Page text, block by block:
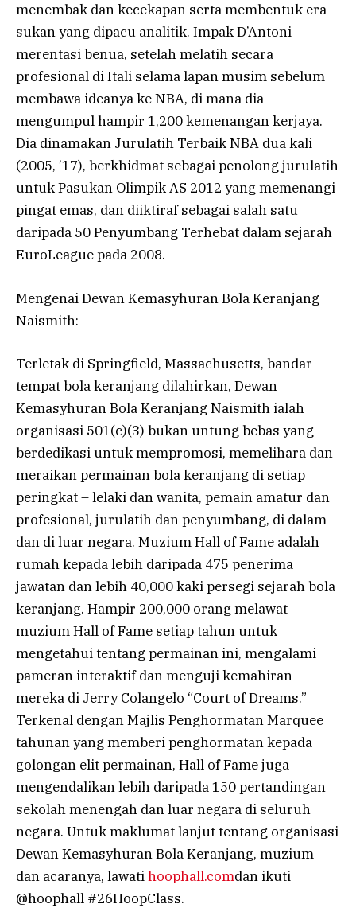
menembak dan kecekapan serta membentuk era
sukan yang dipacu analitik. Impak D’Antoni
merentasi benua, setelah melatih secara
profesional di Itali selama lapan musim sebelum
membawa ideanya ke NBA, di mana dia
mengumpul hampir 1,200 kemenangan kerjaya.
Dia dinamakan Jurulatih Terbaik NBA dua kali
(2005, ’17), berkhidmat sebagai penolong jurulatih
untuk Pasukan Olimpik AS 2012 yang memenangi
pingat emas, dan diiktiraf sebagai salah satu
daripada 50 Penyumbang Terhebat dalam sejarah
EuroLeague pada 2008.
Mengenai Dewan Kemasyhuran Bola Keranjang
Naismith:
Terletak di Springfield, Massachusetts, bandar
tempat bola keranjang dilahirkan, Dewan
Kemasyhuran Bola Keranjang Naismith ialah
organisasi 501(c)(3) bukan untung bebas yang
berdedikasi untuk mempromosi, memelihara dan
meraikan permainan bola keranjang di setiap
peringkat – lelaki dan wanita, pemain amatur dan
profesional, jurulatih dan penyumbang, di dalam
dan di luar negara. Muzium Hall of Fame adalah
rumah kepada lebih daripada 475 penerima
jawatan dan lebih 40,000 kaki persegi sejarah bola
keranjang. Hampir 200,000 orang melawat
muzium Hall of Fame setiap tahun untuk
mengetahui tentang permainan ini, mengalami
pameran interaktif dan menguji kemahiran
mereka di Jerry Colangelo “Court of Dreams.”
Terkenal dengan Majlis Penghormatan Marquee
tahunan yang memberi penghormatan kepada
golongan elit permainan, Hall of Fame juga
mengendalikan lebih daripada 150 pertandingan
sekolah menengah dan luar negara di seluruh
negara. Untuk maklumat lanjut tentang organisasi
Dewan Kemasyhuran Bola Keranjang, muzium
dan acaranya, lawatihoophall.comdan ikuti
@hoophall #26HoopClass.